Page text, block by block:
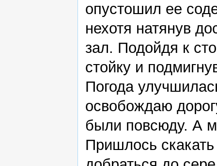
опустошил ее
нехотя натянув
зал. Подойдя к
стойку и
Погода
освобождаю
были повсюду. А
Пришлось